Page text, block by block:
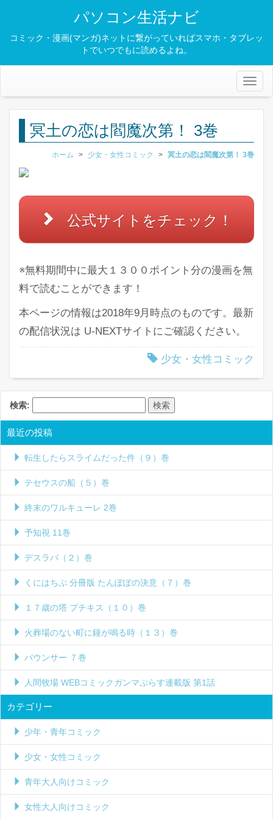
パソコン生活ナビ
コミック・漫画(マンガ)ネットに繋がっていればスマホ・タブレッ
トでいつでもに読めるよね。
冥土の恋は閻魔次第！ 3巻
ホーム > 少女・女性コミック > 冥土の恋は閻魔次第！ 3巻
公式サイトをチェック！
※無料期間中に最大１３００ポイント分の漫画を無
料で読むことができます！
本ページの情報は2018年9月時点のものです。最新
の配信状況は U-NEXTサイトにご確認ください。
少女・女性コミック
検索:
最近の投稿
転生したらスライムだった件（９）巻
テセウスの船（５）巻
終末のワルキューレ 2巻
予知視 11巻
デスラバ（２）巻
くにはちぶ 分冊版 たんぽぽの決意（７）巻
１７歳の塔 プチキス（１０）巻
火葬場のない町に鐘が鳴る時（１３）巻
バウンサー ７巻
人間牧場 WEBコミックガンマぷらす連載版 第1話
カテゴリー
少年・青年コミック
少女・女性コミック
青年大人向けコミック
女性大人向けコミック